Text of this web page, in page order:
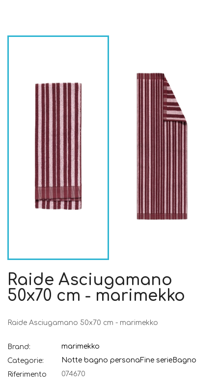
Raide Asciugamano
50x70 cm - marimekko
Raide Asciugamano 50x70 cm - marimekko
Brand:
marimekko
Categorie:
Notte bagno personaFine serie Bagno
Riferimento
074670